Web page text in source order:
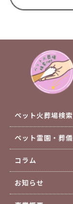
ペット火葬場検
ペット霊園・葬
コラム
お知らせ